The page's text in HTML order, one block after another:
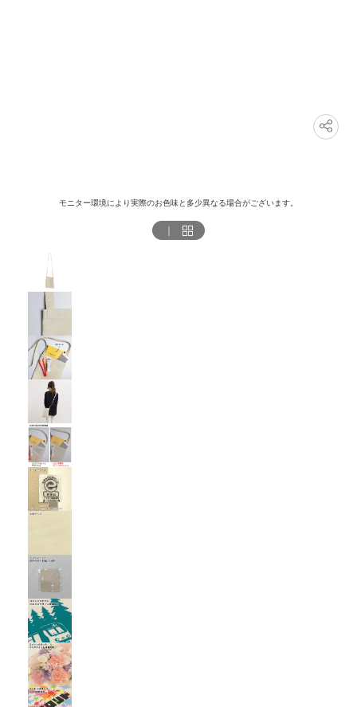
モニター環境により実際のお色味と多少異なる場合がございます。
｜